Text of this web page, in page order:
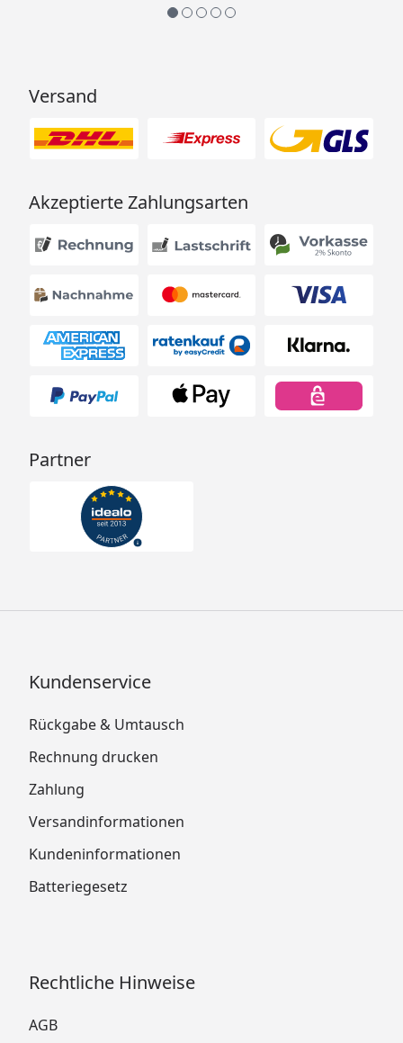
Versand
Akzeptierte Zahlungsarten
Partner
Kundenservice
Rückgabe & Umtausch
Rechnung drucken
Zahlung
Versandinformationen
Kundeninformationen
Batteriegesetz
Rechtliche Hinweise
AGB